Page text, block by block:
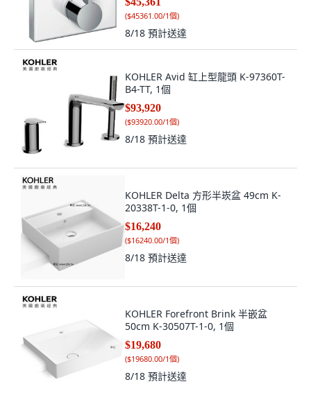
($45361.00/1個)
8/18 預計送達
KOHLER Avid 缸上型龍頭 K-97360T-
B4-TT, 1個
$93,920
($93920.00/1個)
8/18 預計送達
KOHLER Delta 方形半崁盆 49cm K-
20338T-1-0, 1個
$16,240
($16240.00/1個)
8/18 預計送達
KOHLER Forefront Brink 半嵌盆
50cm K-30507T-1-0, 1個
$19,680
($19680.00/1個)
8/18 預計送達